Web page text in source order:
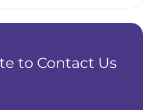
to Contact Us